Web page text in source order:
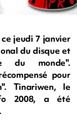
jeudi 7 janvier
du disque et
du monde".
pour
Tinariwen, le
2008, a été